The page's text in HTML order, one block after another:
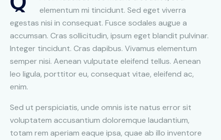
elementum mi tincidunt. Sed eget viverra
egestas nisi in consequat. Fusce sodales augue a
accumsan. Cras sollicitudin, ipsum eget blandit pulvinar.
Integer tincidunt. Cras dapibus. Vivamus elementum
semper nisi. Aenean vulputate eleifend tellus. Aenean
leo ligula, porttitor eu, consequat vitae, eleifend ac,
enim.
Sed ut perspiciatis, unde omnis iste natus error sit
voluptatem accusantium doloremque laudantium,
totam rem aperiam eaque ipsa, quae ab illo inventore